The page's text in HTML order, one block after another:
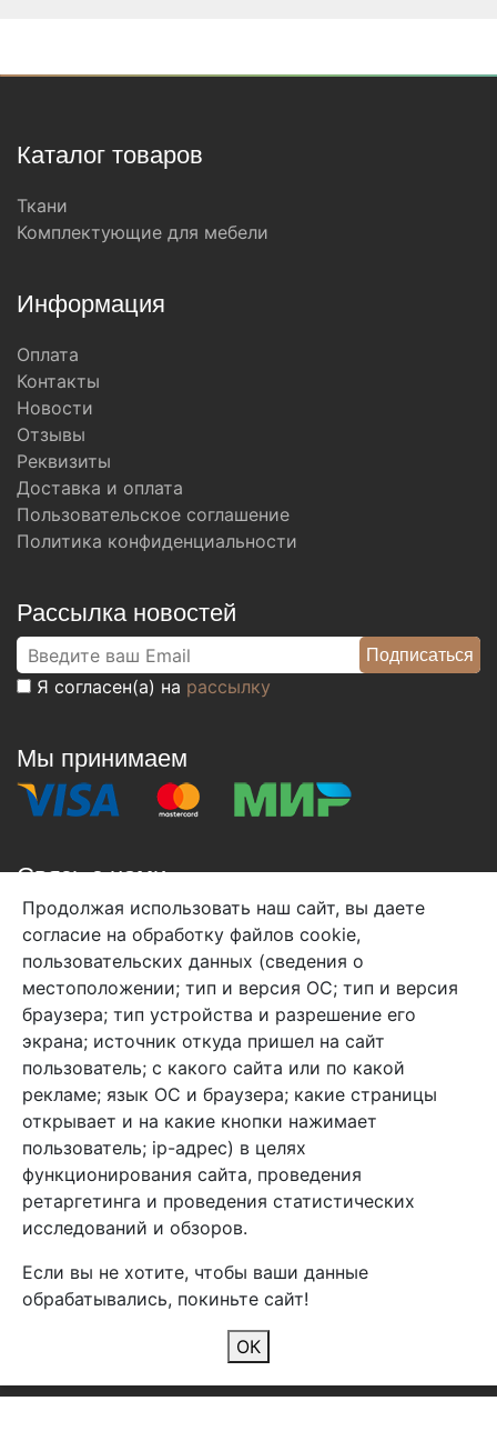
Каталог товаров
Ткани
Комплектующие для мебели
Информация
Оплата
Контакты
Новости
Отзывы
Реквизиты
Доставка и оплата
Пользовательское соглашение
Политика конфиденциальности
Рассылка новостей
Я согласен(а) на рассылку
Мы принимаем
Связь с нами
+7 (495) 933-38-08
info@arben-textile.ru- оптовые продажи
Арбен текстиль г. Щелково, пер.
1-й Советский д.25, владение 2.
Мы в соц. сетях
Продолжая использовать наш сайт, вы даете
согласие на обработку файлов cookie,
пользовательских данных (сведения о
местоположении; тип и версия ОС; тип и версия
браузера; тип устройства и разрешение его
экрана; источник откуда пришел на сайт
пользователь; с какого сайта или по какой
рекламе; язык ОС и браузера; какие страницы
открывает и на какие кнопки нажимает
пользователь; ip-адрес) в целях
функционирования сайта, проведения
ретаргетинга и проведения статистических
исследований и обзоров.
Если вы не хотите, чтобы ваши данные
обрабатывались, покиньте сайт!
ОК